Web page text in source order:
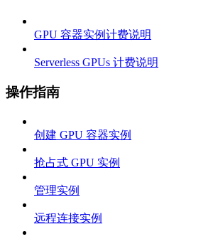
GPU 容器实例计费说明
Serverless GPUs 计费说明
操作指南
创建 GPU 容器实例
抢占式 GPU 实例
管理实例
远程连接实例